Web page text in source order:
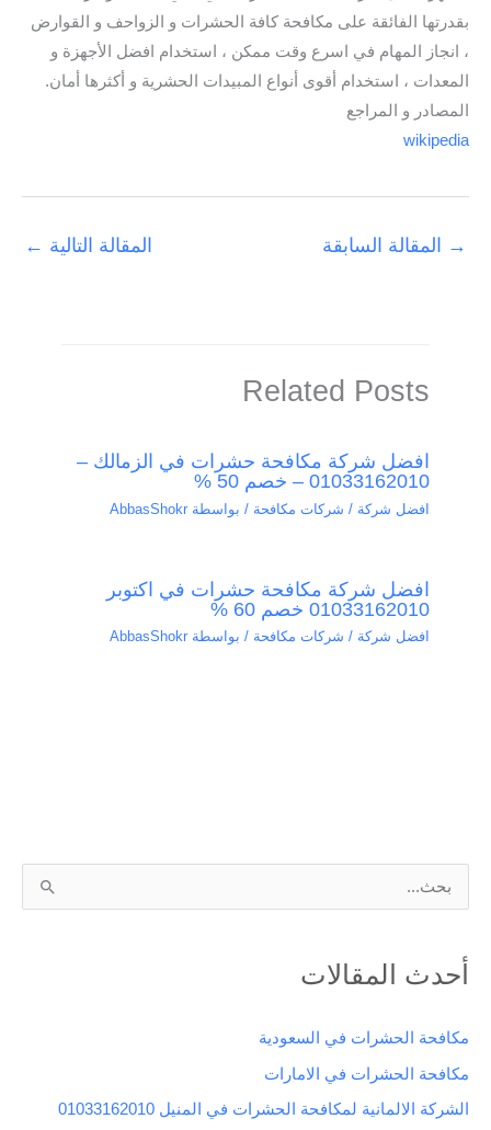
بقدرتها الفائقة على مكافحة كافة الحشرات و الزواحف و القوارض
، انجاز المهام في اسرع وقت ممكن ، استخدام افضل الأجهزة و
المعدات ، استخدام أقوى أنواع المبيدات الحشرية و أكثرها أمان.
المصادر و المراجع
wikipedia
→ المقالة السابقة المقالة التالية ←
Related Posts
افضل شركة مكافحة حشرات في الزمالك –
01033162010 – خصم 50 %
افضل شركة / شركات مكافحة / بواسطة AbbasShokr
افضل شركة مكافحة حشرات في اكتوبر
01033162010 خصم 60 %
افضل شركة / شركات مكافحة / بواسطة AbbasShokr
ب
ح
ن
:
أحدث المقالات
مكافحة الحشرات في السعودية
مكافحة الحشرات في الامارات
الشركة الالمانية لمكافحة الحشرات في المنيل 01033162010